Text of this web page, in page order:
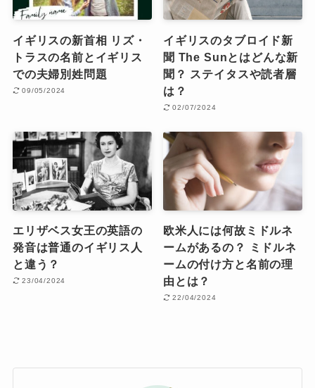
イギリスの新首相 リズ・
トラスの名前とイギリス
での夫婦別姓問題
09/05/2024
イギリスのタブロイド新
聞 The Sunとはどんな新
聞？ ステイタスや読者層
は？
02/07/2024
エリザベス女王の英語の
発音は普通のイギリス人
と違う？
23/04/2024
欧米人には何故ミドルネ
ームがあるの？ ミドルネ
ームの付け方と名前の理
由とは？
22/04/2024